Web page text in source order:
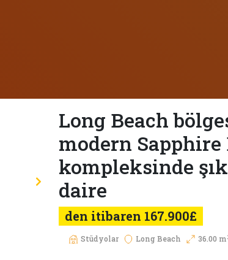
Long Beach
modern Sapphire
kompleksinde
daire
den itibaren 167.900£
Stüdyolar Long Beach 36.00 m